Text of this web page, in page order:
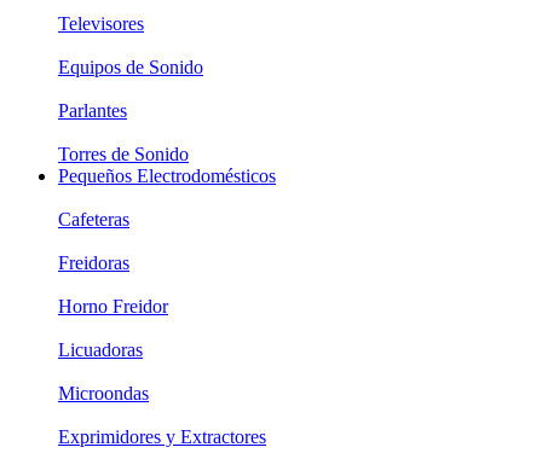
Televisores
Equipos de Sonido
Parlantes
Torres de Sonido
Pequeños Electrodomésticos
Cafeteras
Freidoras
Horno Freidor
Licuadoras
Microondas
Exprimidores y Extractores